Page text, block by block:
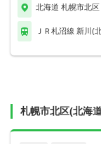
北海道 札幌市北区
ＪＲ札沼線 新川(
札幌市北区(北海